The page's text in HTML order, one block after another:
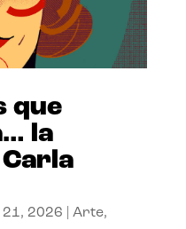
que
la
2026 Arte,